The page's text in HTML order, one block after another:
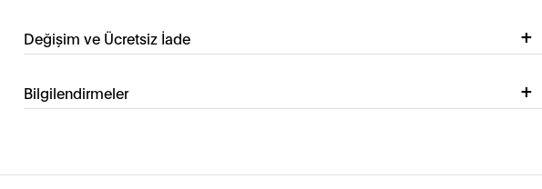
Değişim ve Ücretsiz İade
Bilgilendirmeler